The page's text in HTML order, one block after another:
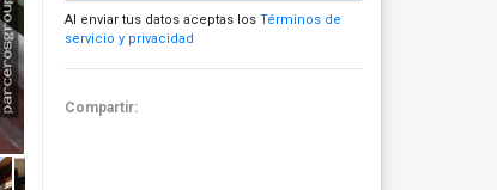
Al enviar tus datos aceptas los Términos de
servicio y privacidad
Compartir: